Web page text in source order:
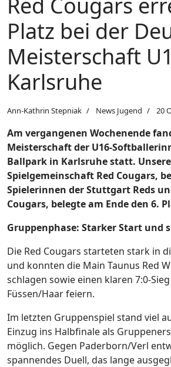
Platz bei der
Meisterschaft
Karlsruhe
Ann-Kathrin Stepniak News Jugend 20
Am vergangenen Wochenende
Meisterschaft der U16-
Ballpark in Karlsruhe statt. Unsere
Spielgemeinschaft Red Cougars,
Spielerinnen der Stuttgart Reds
Cougars, belegte am Ende den 6.
Gruppenphase: Starker Start und
Die Red Cougars starteten stark in
und konnten die Main Taunus Red
schlagen sowie einen klaren 7:0-
Füssen/Haar feiern.
Im letzten Gruppenspiel stand viel
Einzug ins Halbfinale als
möglich. Gegen Paderborn/Verl
spannendes Duell, das lange